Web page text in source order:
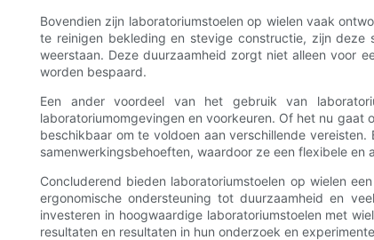
Bovendien zijn laboratoriumstoelen op wielen vaak
te reinigen bekleding en stevige constructie, zijn
weerstaan. Deze duurzaamheid zorgt niet alleen voor
worden bespaard.
Een ander voordeel van het gebruik van
laboratoriumomgevingen en voorkeuren. Of het nu
beschikbaar om te voldoen aan verschillende
samenwerkingsbehoeften, waardoor ze een flexibele
Concluderend bieden laboratoriumstoelen op wielen
ergonomische ondersteuning tot duurzaamheid en
investeren in hoogwaardige laboratoriumstoelen met
resultaten en resultaten in hun onderzoek en